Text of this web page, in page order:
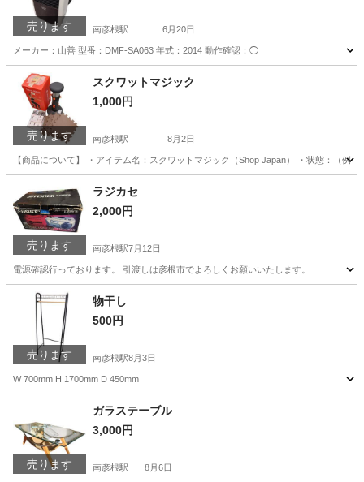
売ります 南彦根駅 6月20日
メーカー：山善 型番：DMF-SA063 年式：2014 動作確認：◯
滋賀 南彦根駅 季節、空調家電
売ります
スクワットマジック
1,000円
南彦根駅 8月2日
【商品について】 ・アイテム名：スクワットマジック（Shop Japan） ・状態：（
南彦根駅
売ります
ラジカセ
2,000円
南彦根駅7月12日
電源確認行っております。 引渡しは彦根市でよろしくお願いいたします。
滋賀 彦根市 南彦根駅
売ります
物干し
500円
南彦根駅8月3日
W 700mm H 1700mm D 450mm
南彦根駅 洗濯用品
売ります
ガラステーブル
3,000円
南彦根駅 8月6日